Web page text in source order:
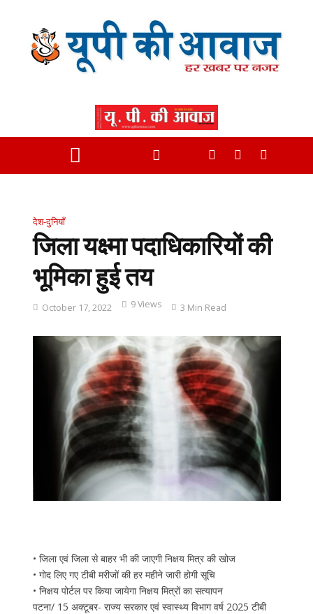
देश-दुनियाँ
जिला यक्ष्मा पदाधिकारियों की
भूमिका हुई तय
October 17, 2022 9 Views 3 Min Read
• जिला एवं जिला से बाहर भी की जाएगी निक्षय मित्र की खोज
• गोद लिए गए टीबी मरीजों की हर महीने जारी होगी सूचि
• निक्षय पोर्टल पर किया जायेगा निक्षय मित्रों का सत्यापन
पटना/ 15 अक्टूबर- राज्य सरकार एवं स्वास्थ्य विभाग वर्ष 2025 टीबी